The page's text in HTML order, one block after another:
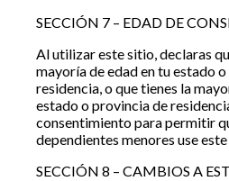
SECCIÓN 7 – EDAD DE
Al utilizar este sitio, declaras
mayoría de edad en tu estado
residencia, o que tienes la
estado o provincia de
consentimiento para permitir
dependientes menores use
SECCIÓN 8 – CAMBIOS A